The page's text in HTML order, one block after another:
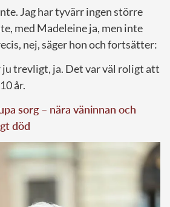
Jag har tyvärr ingen större
med Madeleine ja, men inte
nej, säger hon och fortsätter:
ju trevligt, ja. Det var väl roligt att
år.
sorg – nära väninnan och
död